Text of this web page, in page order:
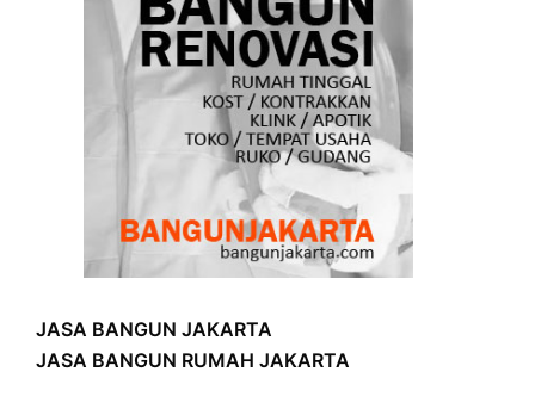
JASA BANGUN JAKARTA
JASA BANGUN RUMAH JAKARTA